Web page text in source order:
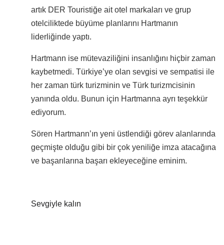
artık DER Touristiğe ait otel markaları ve grup
otelciliktede büyüme planlarını Hartmanın
liderliğinde yaptı.
Hartmann ise mütevaziliğini insanlığını hiçbir zaman
kaybetmedi. Türkiye’ye olan sevgisi ve sempatisi ile
her zaman türk turizminin ve Türk turizmcisinin
yanında oldu. Bunun için Hartmanna ayrı teşekkür
ediyorum.
Sören Hartmann’ın yeni üstlendiği görev alanlarında
geçmişte olduğu gibi bir çok yeniliğe imza atacağına
ve başarılarına başarı ekleyeceğine eminim.
Sevgiyle kalın